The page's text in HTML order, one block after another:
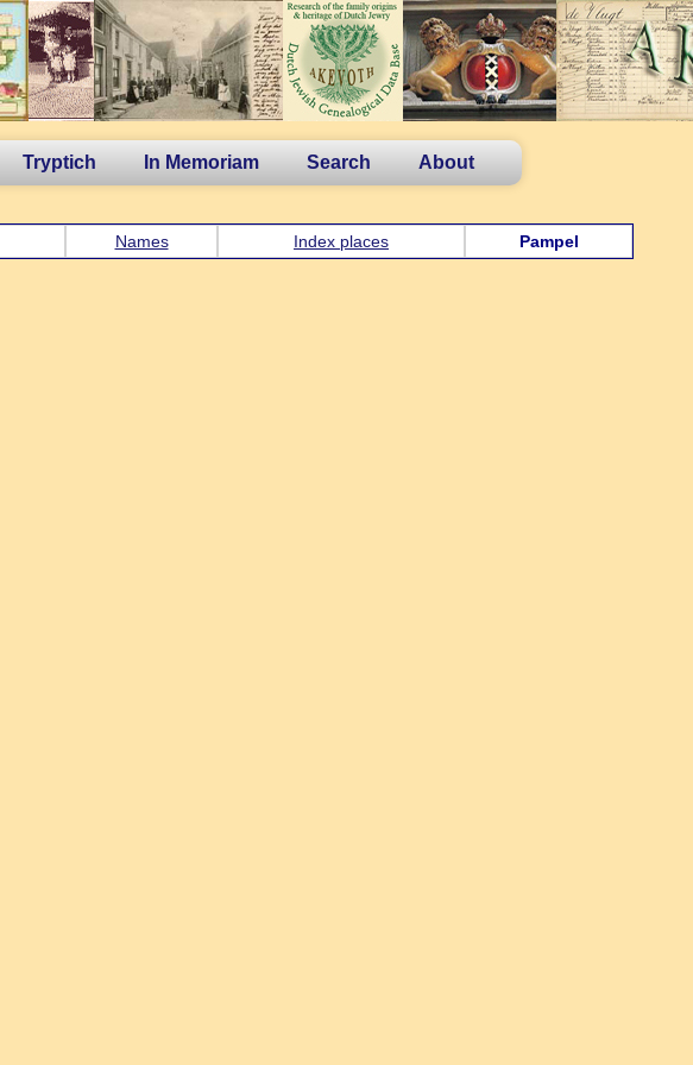
Tryptich In Memoriam Search About
Names Index places Pampel